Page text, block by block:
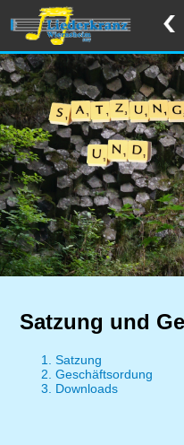
Satzung und
Satzung
Geschäftsordung
Downloads